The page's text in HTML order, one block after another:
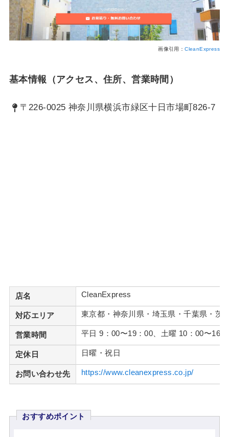
画像引用：CleanExpress
基本情報（アクセス、住所、営業時間）
〒226-0025 神奈川県横浜市緑区十日市場町826-7
店名 CleanExpress
対応エリア 東京都・神奈川県・埼玉県・千葉県・茨
営業時間 平日 9：00〜19：00、土曜 10：00〜16
定休日 日曜・祝日
お問い合わせ先 https://www.cleanexpress.co.jp/
おすすめポイント